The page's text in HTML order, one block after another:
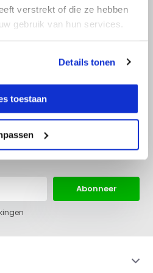
verstrekt of die ze hebben
gebruik van hun services.
Details tonen
toestaan
nieuws en onze acties:
Abonneer